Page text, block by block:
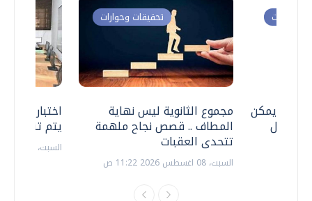
اختبارات
يتم
السبت، 18 يوليو 2026 09:22 ص
تحقيقات وحوارات
مجموع الثانوية ليس نهاية
المطاف .. قصص نجاح ملهمة
تتحدى العقبات
السبت، 08 اغسطس 2026 11:22 ص
وحوارات
.. هل يمكن
نتعامل